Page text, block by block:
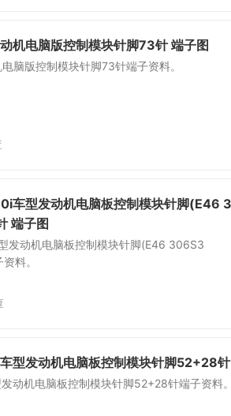
机电脑版控制模块针脚73针 端子图
脑版控制模块针脚73针端子资料。
型发动机电脑板控制模块针脚(E46
端子图
发动机电脑板控制模块针脚(E46 306S3
料。
型发动机电脑板控制模块针脚52+28
动机电脑板控制模块针脚52+28针端子资料。